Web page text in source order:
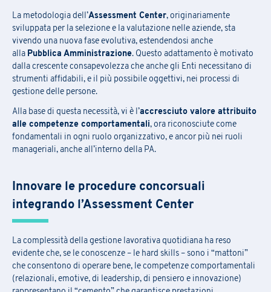
La metodologia dell’Assessment Center, originariamente
sviluppata per la selezione e la valutazione nelle aziende, sta
vivendo una nuova fase evolutiva, estendendosi anche
alla Pubblica Amministrazione. Questo adattamento è motivato
dalla crescente consapevolezza che anche gli Enti necessitano di
strumenti affidabili, e il più possibile oggettivi, nei processi di
gestione delle persone.
Alla base di questa necessità, vi è l’accresciuto valore attribuito
alle competenze comportamentali, ora riconosciute come
fondamentali in ogni ruolo organizzativo, e ancor più nei ruoli
manageriali, anche all’interno della PA.
Innovare le procedure concorsuali
integrando l’Assessment Center
La complessità della gestione lavorativa quotidiana ha reso
evidente che, se le conoscenze – le hard skills – sono i “mattoni”
che consentono di operare bene, le competenze comportamentali
(relazionali, emotive, di leadership, di pensiero e innovazione)